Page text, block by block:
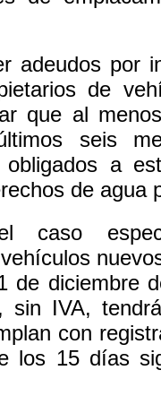
adeudos por
de
que al
seis
obligados a
de agua
caso
de diciembre
sin IVA,
con
los 15 días